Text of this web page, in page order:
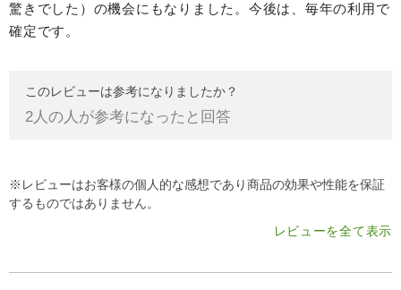
驚きでした）の機会にもなりました。今後は、毎年の利用で
確定です。
このレビューは参考になりましたか？
2人の人が参考になったと回答
※レビューはお客様の個人的な感想であり商品の効果や性能を保証
するものではありません。
レビューを全て表示